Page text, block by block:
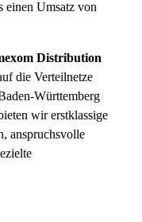
einen Umsatz von
Distribution
die Verteilnetze
Württemberg
wir erstklassige
anspruchsvolle